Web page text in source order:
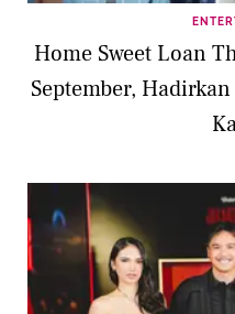
Home Sweet Loan
September,